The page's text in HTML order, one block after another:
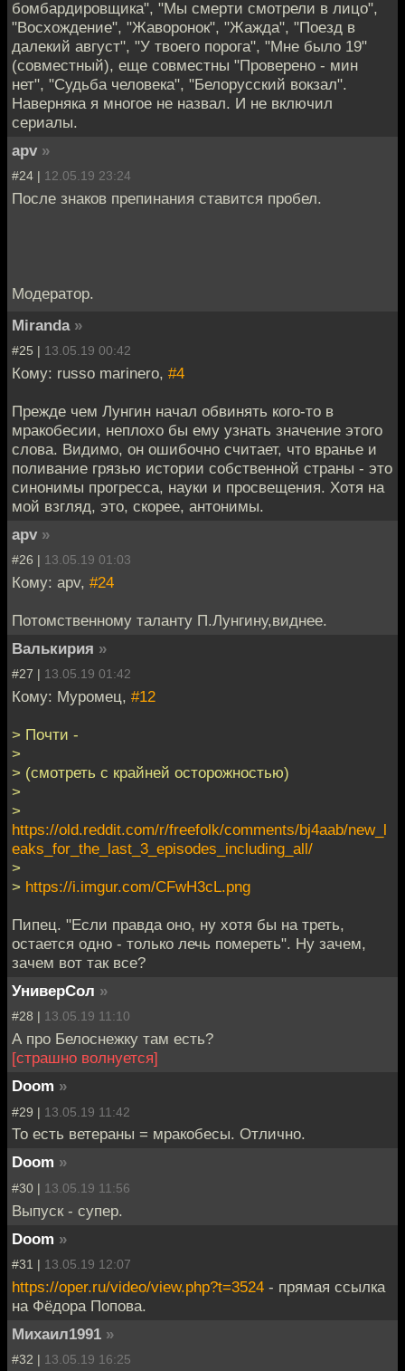
бомбардировщика", "Мы смерти смотрели в лицо",
"Восхождение", "Жаворонок", "Жажда", "Поезд в
далекий август", "У твоего порога", "Мне было 19"
(совместный), еще совместны "Проверено - мин
нет", "Судьба человека", "Белорусский вокзал".
Наверняка я многое не назвал. И не включил
сериалы.
apv »
#24 | 12.05.19 23:24
После знаков препинания ставится пробел.
Модератор.
Miranda »
#25 | 13.05.19 00:42
Кому: russo marinero, #4
Прежде чем Лунгин начал обвинять кого-то в
мракобесии, неплохо бы ему узнать значение этого
слова. Видимо, он ошибочно считает, что вранье и
поливание грязью истории собственной страны - это
синонимы прогресса, науки и просвещения. Хотя на
мой взгляд, это, скорее, антонимы.
apv »
#26 | 13.05.19 01:03
Кому: apv, #24
Потомственному таланту П.Лунгину,виднее.
Валькирия »
#27 | 13.05.19 01:42
Кому: Муромец, #12
> Почти -
>
> (смотреть с крайней осторожностью)
>
>
https://old.reddit.com/r/freefolk/comments/bj4aab/new_l
eaks_for_the_last_3_episodes_including_all/
>
> https://i.imgur.com/CFwH3cL.png
Пипец. "Если правда оно, ну хотя бы на треть,
остается одно - только лечь помереть". Ну зачем,
зачем вот так все?
УниверСол »
#28 | 13.05.19 11:10
А про Белоснежку там есть?
[страшно волнуется]
Doom »
#29 | 13.05.19 11:42
То есть ветераны = мракобесы. Отлично.
Doom »
#30 | 13.05.19 11:56
Выпуск - супер.
Doom »
#31 | 13.05.19 12:07
https://oper.ru/video/view.php?t=3524 - прямая ссылка
на Фёдора Попова.
Михаил1991 »
#32 | 13.05.19 16:25